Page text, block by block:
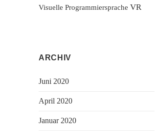
Visuelle Programmiersprache VR
ARCHIV
Juni 2020
April 2020
Januar 2020